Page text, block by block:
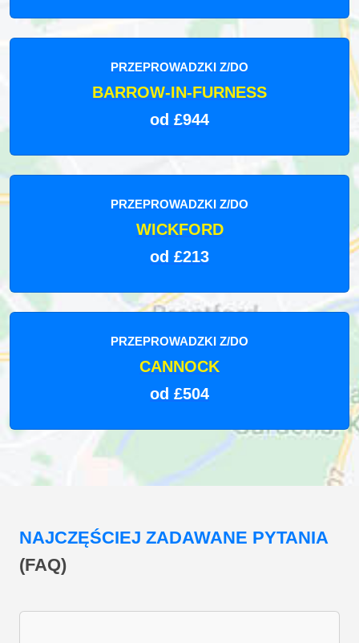
PRZEPROWADZKI Z/DO
BARROW-IN-FURNESS
od £944
PRZEPROWADZKI Z/DO
WICKFORD
od £213
PRZEPROWADZKI Z/DO
CANNOCK
od £504
NAJCZĘŚCIEJ ZADAWANE PYTANIA
(FAQ)